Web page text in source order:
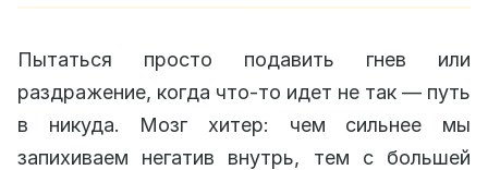
Пытаться просто подавить гнев или
раздражение, когда что-то идет не так — путь
в никуда. Мозг хитер: чем сильнее мы
запихиваем негатив внутрь, тем с большей